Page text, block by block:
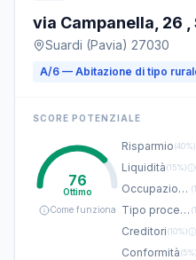
via Campanella, 26
Suardi (Pavia) 27030
A/6 — Abitazione di tipo
SCORE POTENZIALE
76
Ottimo
Come funziona
Risparmio(40%)
Liquidità(15%)
Occupazione (
Tipo procedura (
Creditori(10%)
Conformità(5%)